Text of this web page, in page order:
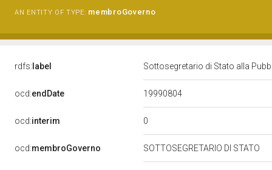
AN ENTITY OF TYPE: membroGoverno
rdfs: label Sottosegretario di Stato alla
ocd:endDate 19990804
ocd:interim 0
ocd:membroGoverno SOTTOSEGRETARIO DI STATO